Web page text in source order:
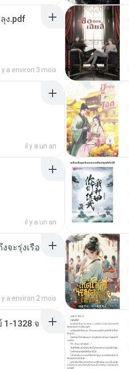
ง.pdf
y a environ 3 mois
il y a un an
il y a un an
จะรุ่งเรือ
y a environ 2 mois
1328 จ